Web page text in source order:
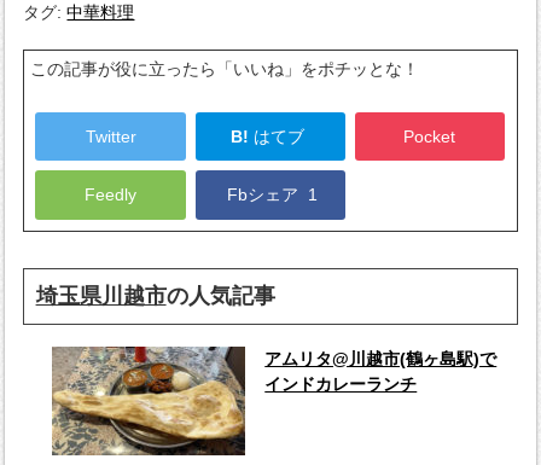
タグ:中華料理
この記事が役に立ったら「いいね」をポチッとな！
Twitter B! はてブ Pocket
Feedly Fbシェア 1
埼玉県川越市の人気記事
アムリタ@川越市(鶴ヶ島駅)で
インドカレーランチ